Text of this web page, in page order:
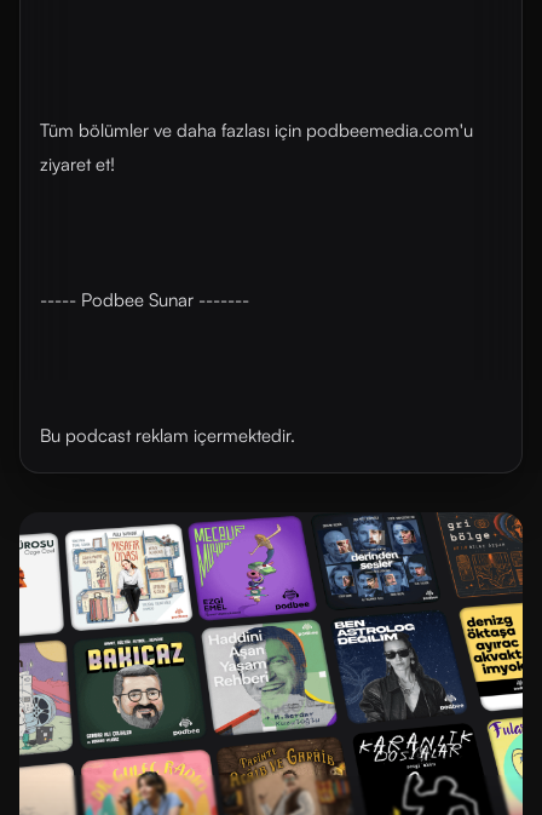
Tüm bölümler ve daha fazlası için ⁠⁠⁠⁠podbeemedia.com⁠⁠⁠⁠'u
ziyaret et!
----- Podbee Sunar -------
Bu podcast reklam içermektedir.